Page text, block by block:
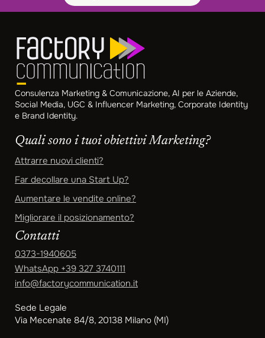
Consulenza Marketing & Comunicazione, AI per le Aziende,
Social Media, UGC & Influencer Marketing, Corporate Identity
e Brand Identity.
Quali sono i tuoi obiettivi Marketing?
Attrarre nuovi clienti?
Far decollare una Start Up?
Aumentare le vendite online?
Migliorare il posizionamento?
Contatti
0373-1940605
WhatsApp +39 327 3740111
info@factorycommunication.it
Sede Legale
Via Mecenate 84/8, 20138 Milano (MI)